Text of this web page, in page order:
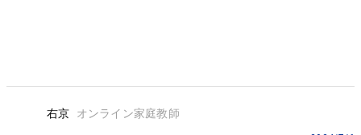
右京 オンライン家庭教師